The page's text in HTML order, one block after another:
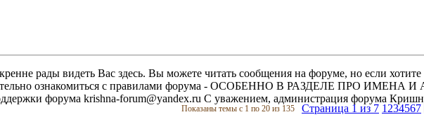
рады видеть Вас здесь. Вы можете читать сообщения на форуме, но если хотите
ознакомиться с правилами форума - ОСОБЕННО В РАЗДЕЛЕ ПРО ИМЕНА
форума krishna-forum@yandex.ru С уважением, администрация форума
Страница 1 из 7 1 234567
Показаны темы с 1 по 20 из 135